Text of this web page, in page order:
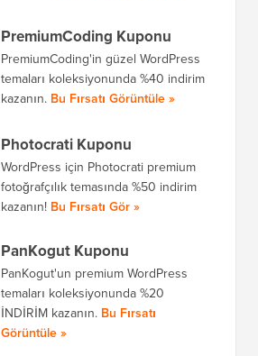
PremiumCoding Kuponu
PremiumCoding'in güzel WordPress
temaları koleksiyonunda %40 indirim
kazanın. Bu Fırsatı Görüntüle »
Photocrati Kuponu
WordPress için Photocrati premium
fotoğrafçılık temasında %50 indirim
kazanın! Bu Fırsatı Gör »
PanKogut Kuponu
PanKogut'un premium WordPress
temaları koleksiyonunda %20
İNDİRİM kazanın. Bu Fırsatı
Görüntüle »